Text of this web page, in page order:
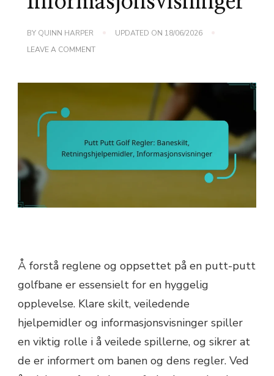
BY QUINN HARPER UPDATED ON 18/06/2026
LEAVE A COMMENTON
RETNINGSHJELPEMIDLER,
INFORMASJONSVISNINGER
Å forstå reglene og oppsettet på en putt-putt
golfbane er essensielt for en hyggelig
opplevelse. Klare skilt, veiledende
hjelpemidler og informasjonsvisninger spiller
en viktig rolle i å veilede spillerne, og sikrer at
de er informert om banen og dens regler. Ved